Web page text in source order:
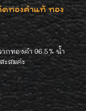
ทองคำแท้ ทอง
กทองคำ 96.5% น้ำ
ะสมค่ะ